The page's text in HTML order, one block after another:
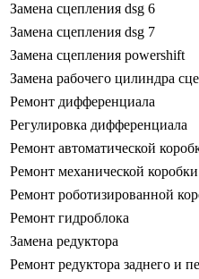
Замена сцепления dsg 6
Замена сцепления dsg 7
Замена сцепления powershift
Замена рабочего цилиндра
Ремонт дифференциала
Регулировка дифференциала
Ремонт автоматической
Ремонт механической коробки
Ремонт роботизированной
Ремонт гидроблока
Замена редуктора
Ремонт редуктора заднего и